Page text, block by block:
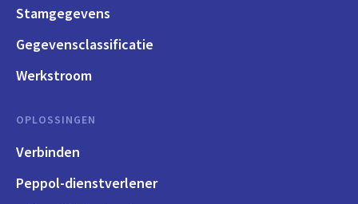
Stamgegevens
Gegevensclassificatie
Werkstroom
OPLOSSINGEN
Verbinden
Peppol-dienstverlener